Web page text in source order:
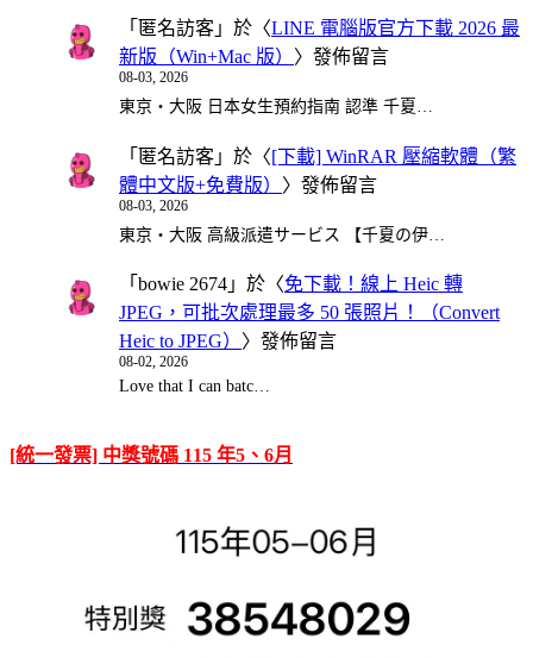
「 匿名訪客 」於〈LINE 電腦版官方下載 2026 最
新版（Win+Mac 版） 〉發佈留言
08-03, 2026
東京・大阪 日本女生預約指南 認準 千夏…
「 匿名訪客 」於〈[下載] WinRAR 壓縮軟體（繁
體中文版+免費版） 〉發佈留言
08-03, 2026
東京・大阪 高級派遣サービス 【千夏の伊…
「 bowie 2674 」於〈免下載！線上 Heic 轉
JPEG，可批次處理最多 50 張照片！（Convert
Heic to JPEG） 〉發佈留言
08-02, 2026
Love that I can batc…
[統一發票] 中獎號碼 115 年5、6月